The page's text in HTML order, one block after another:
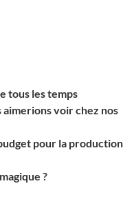
tous les temps
aimerions voir chez nos
pour la production
?